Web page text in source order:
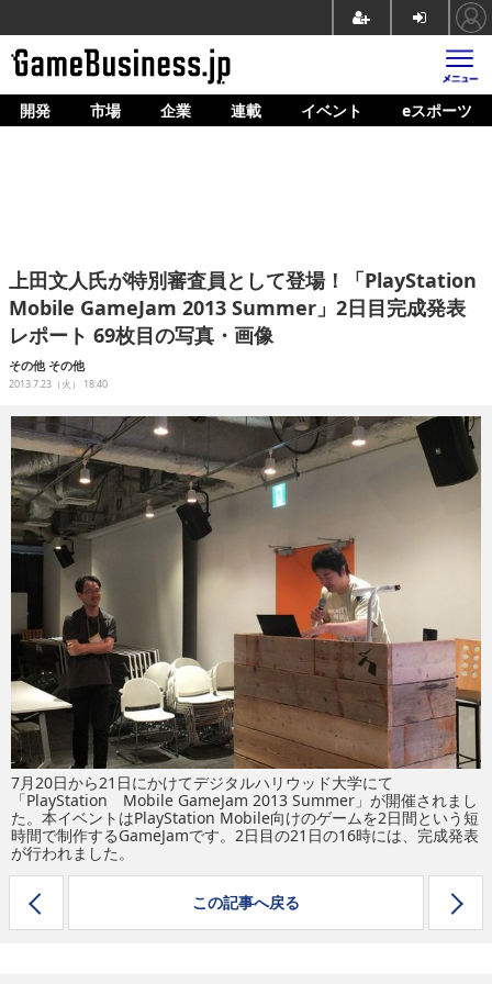
ホーム
企業動向
人材育成
産業政策
連載
イベント/セミナー
eスポーツ
開発 市場 企業 連載 イベント eスポーツ
上田文人氏が特別審査員として登場！「PlayStation
Mobile GameJam 2013 Summer」2日目完成発表
レポート 69枚目の写真・画像
その他 その他
2013.7.23（火） 18:40
7月20日から21日にかけてデジタルハリウッド大学にて
「PlayStation Mobile GameJam 2013 Summer」が開催されまし
た。本イベントはPlayStation Mobile向けのゲームを2日間という短
時間で制作するGameJamです。2日目の21日の16時には、完成発表
が行われました。
この記事へ戻る